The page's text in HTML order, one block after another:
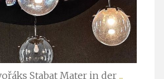
Stabat Mater in der ...